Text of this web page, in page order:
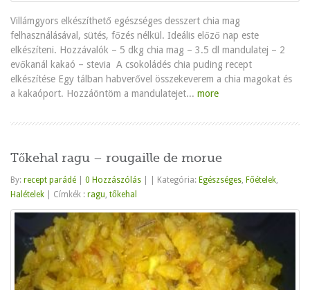
Villámgyors elkészíthető egészséges desszert chia mag
felhasználásával, sütés, főzés nélkül. Ideális előző nap este
elkészíteni. Hozzávalók – 5 dkg chia mag – 3.5 dl mandulatej – 2
evőkanál kakaó – stevia A csokoládés chia puding recept
elkészítése Egy tálban habverővel összekeverem a chia magokat és
a kakaóport. Hozzáöntöm a mandulatejet...more
Tőkehal ragu – rougaille de morue
By:recept parádé 0 Hozzászólás Kategória: Egészséges, Főételek,
Halételek
Címkék :ragu,tőkehal